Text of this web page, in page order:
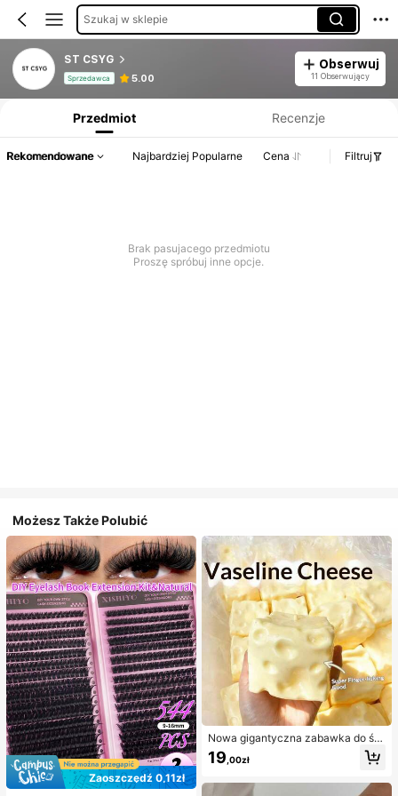
Szukaj w sklepie
ST CSYG
Sprzedawca 5.00
Obserwuj
11 Obserwujący
Przedmiot Recenzje
Rekomendowane Najbardziej Popularne Cena Filtruj
Brak pasujacego przedmiotu
Proszę spróbuj inne opcje.
Możesz Także Polubić
Zaoszczędź 0,11zł
Nowa gigantyczna zabawka do ści
skania w kształcie sera z nadzienie
m, kwadratowa piłka serowa do ści
a, powolne odbijanie, obudowa z T
19 ,00zł